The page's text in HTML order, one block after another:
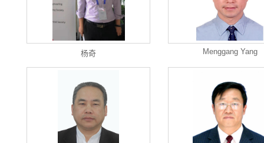
杨奇 Menggang Yang